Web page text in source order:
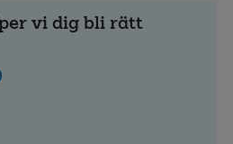
vi dig bli rätt